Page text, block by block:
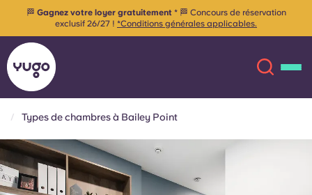
À propos
Lieux
English (GB)
English (US)
🏁 Gagnez votre loyer gratuitement* 🏁 Concours de réservation
exclusif 26/27 ! *Conditions générales applicables.
Types de chambres à Bailey Point